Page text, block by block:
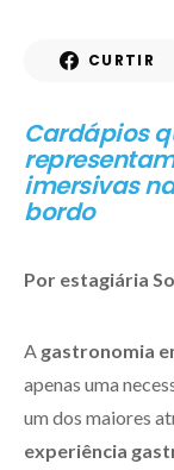
CURTIR
Cardápios
imersivas
bordo
Por estagiária
A gastronomia
apenas uma
um dos maiores
experiência